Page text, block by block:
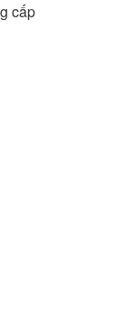
cấp